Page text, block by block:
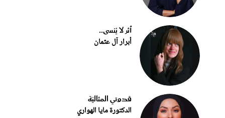
أثر لا يُنسى..
أبرار آل عثمان
قدوتي المثاليّة
الدكتورة مايا الهواري